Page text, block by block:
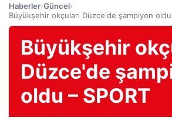
Haberler›Güncel›
Büyükşehir okçuları Düzce'de şampiyon oldu
Büyükşehir
Düzce'de
oldu – SPORT